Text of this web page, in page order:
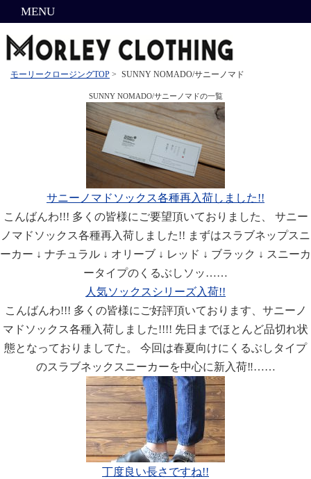
MENU
モーリークロージングTOP > SUNNY NOMADO/サニーノマド
SUNNY NOMADO/サニーノマドの一覧
サニーノマドソックス各種再入荷しました!!
こんばんわ!!! 多くの皆様にご要望頂いておりました、 サニー
ノマドソックス各種再入荷しました!! まずはスラブネップスニ
ーカー ↓ ナチュラル ↓ オリーブ ↓ レッド ↓ ブラック ↓ スニーカ
ータイプのくるぶしソッ……
人気ソックスシリーズ入荷!!
こんばんわ!!! 多くの皆様にご好評頂いております、サニーノ
マドソックス各種入荷しました!!!! 先日までほとんど品切れ状
態となっておりましてた。 今回は春夏向けにくるぶしタイプ
のスラブネックスニーカーを中心に新入荷‼︎……
丁度良い長さですね!!